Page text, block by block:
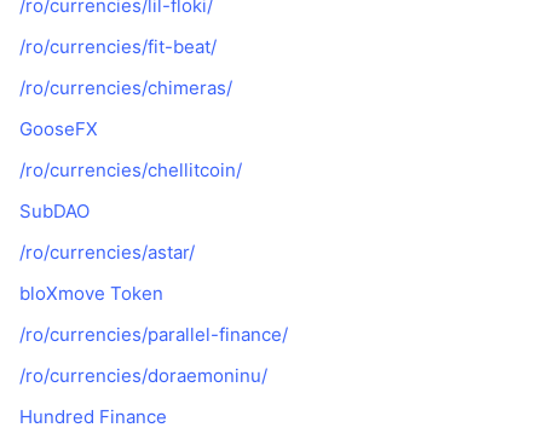
/ro/currencies/lil-floki/
/ro/currencies/fit-beat/
/ro/currencies/chimeras/
GooseFX
/ro/currencies/chellitcoin/
SubDAO
/ro/currencies/astar/
bloXmove Token
/ro/currencies/parallel-finance/
/ro/currencies/doraemoninu/
Hundred Finance